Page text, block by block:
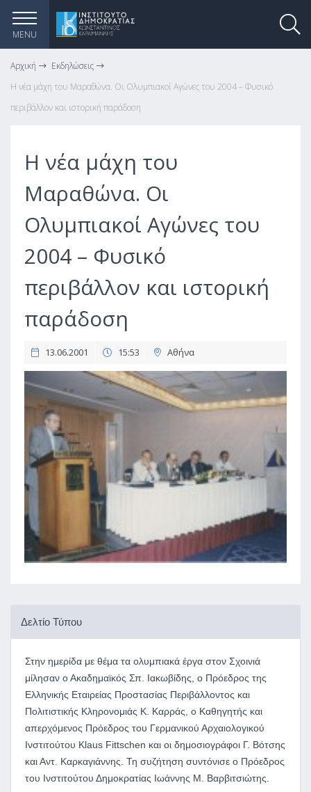
MENU
Αρχική
Εκδηλώσεις
Η νέα μάχη του Μαραθώνα. Οι Ολυμπιακοί Αγώνες του 2004 – Φυσικό
περιβάλλον και ιστορική παράδοση
Η νέα μάχη του
Μαραθώνα. Οι
Ολυμπιακοί Αγώνες του
2004 – Φυσικό
περιβάλλον και ιστορική
παράδοση
13.06.2001 15:53 Αθήνα
Δελτίο Τύπου
Στην ημερίδα με θέμα τα ολυμπιακά έργα στον Σχοινιά
μίλησαν ο Ακαδημαϊκός Σπ. Ιακωβίδης, ο Πρόεδρος της
Ελληνικής Εταιρείας Προστασίας Περιβάλλοντος και
Πολιτιστικής Κληρονομιάς Κ. Καρράς, ο Καθηγητής και
απερχόμενος Πρόεδρος του Γερμανικού Αρχαιολογικού
Ινστιτούτου Klaus Fittschen και οι δημοσιογράφοι Γ. Βότσης
και Αντ. Καρκαγιάννης. Τη συζήτηση συντόνισε ο Πρόεδρος
του Ινστιτούτου Δημοκρατίας Ιωάννης Μ. Βαρβιτσιώτης.